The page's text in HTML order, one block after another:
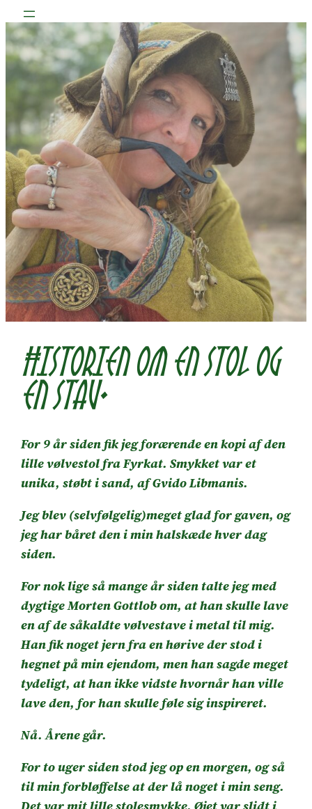
Spring
til
indhold
Historien om en stol og
en stav.
For 9 år siden fik jeg forærende en kopi af den
lille vølvestol fra Fyrkat. Smykket var et
unika, støbt i sand, af Gvido Libmanis.
Jeg blev (selvfølgelig)meget glad for gaven, og
jeg har båret den i min halskæde hver dag
siden.
For nok lige så mange år siden talte jeg med
dygtige Morten Gottlob om, at han skulle lave
en af de såkaldte vølvestave i metal til mig.
Han fik noget jern fra en hørive der stod i
hegnet på min ejendom, men han sagde meget
tydeligt, at han ikke vidste hvornår han ville
lave den, for han skulle føle sig inspireret.
Nå. Årene går.
For to uger siden stod jeg op en morgen, og så
til min forbløffelse at der lå noget i min seng.